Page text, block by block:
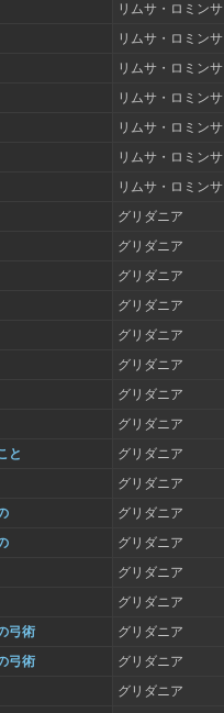
リムサ・ロミンサ
リムサ・ロミンサ
リムサ・ロミンサ
リムサ・ロミンサ
リムサ・ロミンサ
リムサ・ロミンサ
リムサ・ロミンサ
グリダニア
グリダニア
グリダニア
グリダニア
グリダニア
グリダニア
グリダニア
グリダニア
と
グリダニア
グリダニア
グリダニア
グリダニア
グリダニア
グリダニア
弓術
グリダニア
弓術
グリダニア
グリダニア